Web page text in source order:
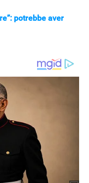
potrebbe aver